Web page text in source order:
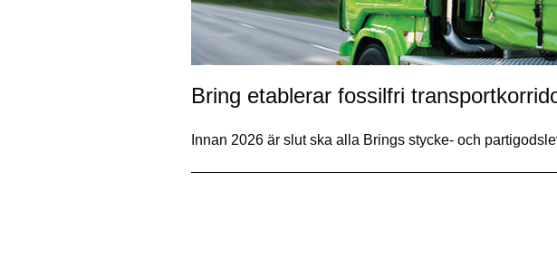
Bring etablerar fossilfri
Innan 2026 är slut ska alla Brings stycke- och